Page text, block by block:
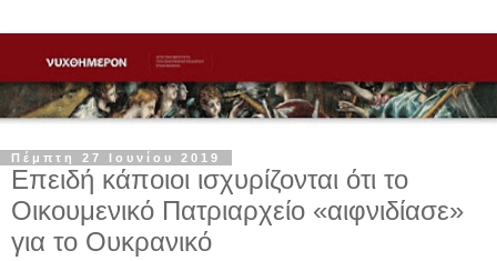
Πέμπτη 27 Ιουνίου 2019
Επειδή κάποιοι ισχυρίζονται ότι το
Οικουμενικό Πατριαρχείο «αιφνιδίασε»
για το Ουκρανικό